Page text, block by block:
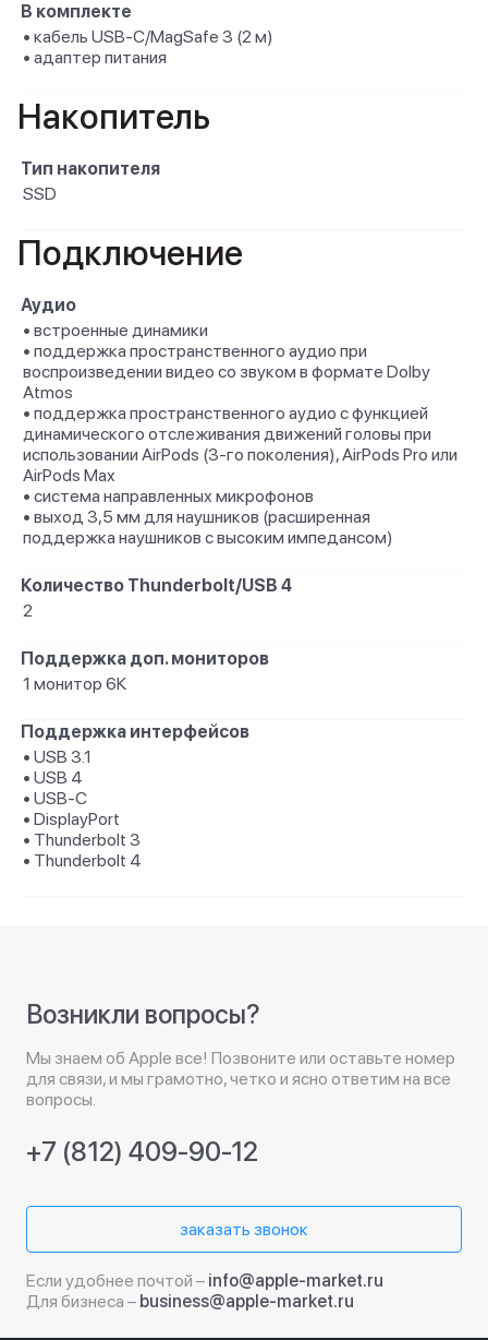
В комплекте
• кабель USB-C/MagSafe 3 (2 м)
• адаптер питания
Накопитель
Тип накопителя
SSD
Подключение
Аудио
• встроенные динамики
• поддержка пространственного аудио при
воспроизведении видео со звуком в формате Dolby
Atmos
• поддержка пространственного аудио с функцией
динамического отслеживания движений головы при
использовании AirPods (3‑го поколения), AirPods Pro или
AirPods Max
• система направленных микрофонов
• выход 3,5 мм для наушников (расширенная
поддержка наушников с высоким импедансом)
Количество Thunderbolt/USB 4
2
Поддержка доп. мониторов
1 монитор 6К
Поддержка интерфейсов
• USB 3.1
• USB 4
• USB-C
• DisplayPort
• Thunderbolt 3
• Thunderbolt 4
Возникли вопросы?
Мы знаем об Apple все! Позвоните или оставьте номер
для связи, и мы грамотно, четко и ясно ответим на все
вопросы.
+7 (812) 409-90-12
заказать звонок
Если удобнее почтой – info@apple-market.ru
Для бизнеса – business@apple-market.ru